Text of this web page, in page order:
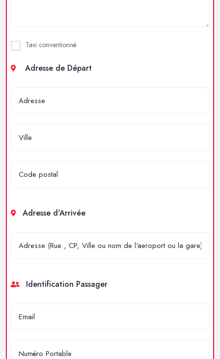
Taxi conventionné
Adresse de Départ
Adresse d'Arrivée
Identification Passager